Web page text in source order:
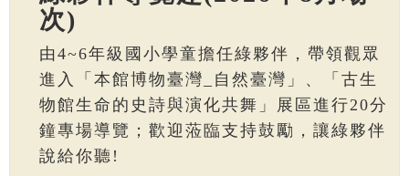
次)
由4~6年級國小學童擔任綠夥伴，帶領觀眾
進入「本館博物臺灣_自然臺灣」、「古生
物館生命的史詩與演化共舞」展區進行20分
鐘專場導覽；歡迎蒞臨支持鼓勵，讓綠夥伴
說給你聽!